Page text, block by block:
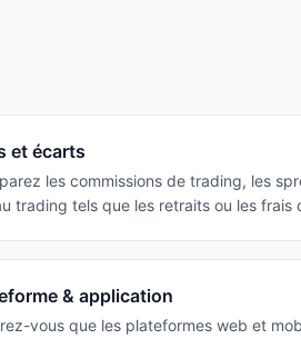
et écarts
les commissions de trading, les
trading tels que les retraits ou les frais
& application
vous que les plateformes web et